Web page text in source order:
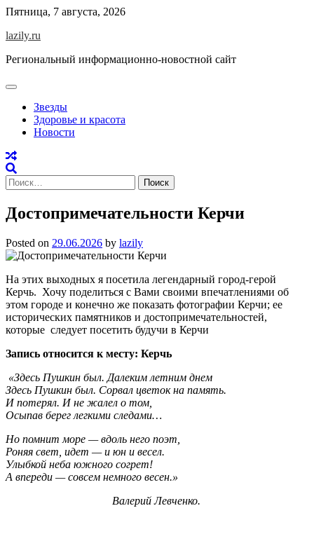
Skip
content
Пятница, 7 августа, 2026
lazily.ru
Региональный информационно-новостной сайт
Звезды
Здоровье и красота
Новости
Найти:
Достопримечательности Керчи
Posted on 29.06.2026 by lazily
На этих выходных я посетила легендарный город-герой
Керчь. Хочу поделиться с Вами своими впечатлениями об
этом городе и конечно же показать фотографии Керчи; ее
исторических памятников и достопримечательностей,
которые следует посетить будучи в Керчи
Запись относится к месту: Керчь
«Здесь Пушкин был. Далеким летним днем
Здесь Пушкин был. Сорвал цветок на память.
И потерял. И не жалел о том,
Осыпав берег легкими следами…
Но помнит море — вдоль него поэт,
Роняя свет, идет — и юн и весел.
Улыбкой неба южного согрет!
А впереди — совсем немного весен.»
Валерий Левченко.